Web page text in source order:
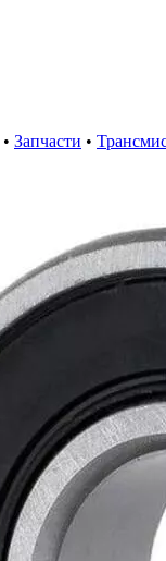
• Запчасти •